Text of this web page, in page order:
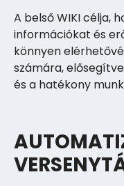
A belső WIKI célja,
információkat és
könnyen
számára,
és a hatékony